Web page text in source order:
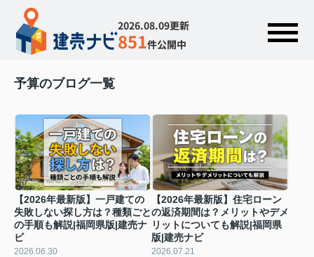
2026.08.09更新
851件公開中
予算のブログ一覧
【2026年最新版】一戸建ての
失敗しない探し方は？種類ごと
の手順も解説|福岡県版|建売ナ
ビ
2026.06.30
【2026年最新版】住宅ローン
の返済期間は？メリットやデメ
リットについても解説|福岡県
版|建売ナビ
2026.07.21